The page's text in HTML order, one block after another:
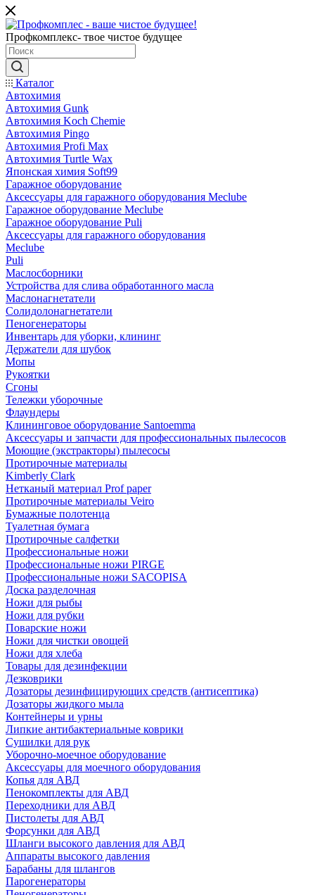
Профкомплекс- твое чистое будущее
Каталог
Автохимия
Автохимия Gunk
Автохимия Koch Chemie
Автохимия Pingo
Автохимия Profi Max
Автохимия Turtle Wax
Японская химия Soft99
Гаражное оборудование
Аксессуары для гаражного оборудования Meclube
Гаражное оборудование Meclube
Гаражное оборудование Puli
Аксессуары для гаражного оборудования
Meclube
Puli
Маслосборники
Устройства для слива обработанного масла
Маслонагнетатели
Солидолонагнетатели
Пеногенераторы
Инвентарь для уборки, клининг
Держатели для шубок
Мопы
Рукоятки
Сгоны
Тележки уборочные
Флаундеры
Клининговое оборудование Santoemma
Аксессуары и запчасти для профессиональных пылесосов
Моющие (экстракторы) пылесосы
Протирочные материалы
Kimberly Clark
Нетканый материал Prof paper
Протирочные материалы Veiro
Бумажные полотенца
Туалетная бумага
Протирочные салфетки
Профессиональные ножи
Профессиональные ножи PIRGE
Профессиональные ножи SACOPISA
Доска разделочная
Ножи для рыбы
Ножи для рубки
Поварские ножи
Ножи для чистки овощей
Ножи для хлеба
Товары для дезинфекции
Дезковрики
Дозаторы дезинфицирующих средств (антисептика)
Дозаторы жидкого мыла
Контейнеры и урны
Липкие антибактериальные коврики
Сушилки для рук
Уборочно-моечное оборудование
Аксессуары для моечного оборудования
Копья для АВД
Пенокомплекты для АВД
Переходники для АВД
Пистолеты для АВД
Форсунки для АВД
Шланги высокого давления для АВД
Аппараты высокого давления
Барабаны для шлангов
Парогенераторы